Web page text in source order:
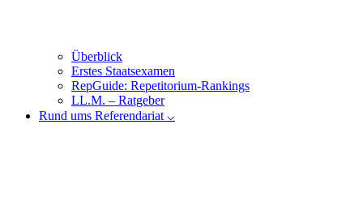
Überblick
Erstes Staatsexamen
RepGuide: Repetitorium-Rankings
LL.M. – Ratgeber
Rund ums Referendariat ⌵